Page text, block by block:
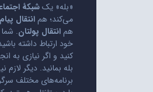
«بله» یکشبکۀ
می‌کند؛ هم انتقال
هم انتقال پولتان. شما
خود ارتباط داشته
کنید و اگر نیازی به
بله بمانید. دیگر
برنامه‌های مختلف